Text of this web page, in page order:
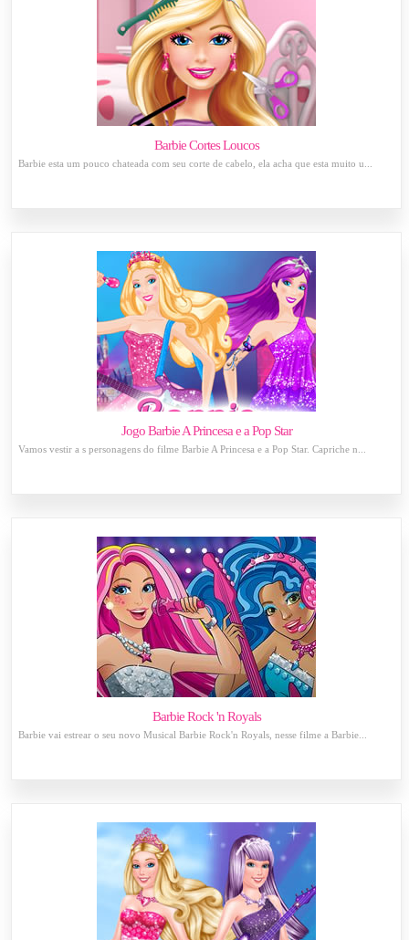
Barbie Cortes Loucos
Barbie esta um pouco chateada com seu corte de cabelo, ela acha que esta muito u...
Jogo Barbie A Princesa e a Pop Star
Vamos vestir a s personagens do filme Barbie A Princesa e a Pop Star. Capriche n...
Barbie Rock 'n Royals
Barbie vai estrear o seu novo Musical Barbie Rock'n Royals, nesse filme a Barbie...